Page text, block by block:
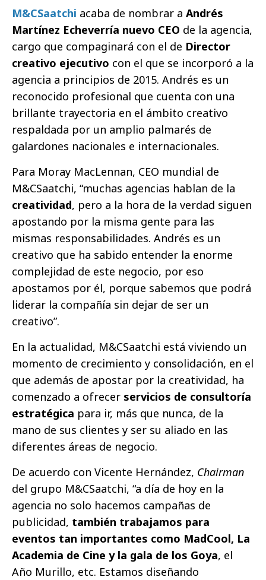
M&CSaatchi acaba de nombrar a Andrés
Martínez Echeverría nuevo CEO de la agencia,
cargo que compaginará con el de Director
creativo ejecutivo con el que se incorporó a la
agencia a principios de 2015. Andrés es un
reconocido profesional que cuenta con una
brillante trayectoria en el ámbito creativo
respaldada por un amplio palmarés de
galardones nacionales e internacionales.
Para Moray MacLennan, CEO mundial de
M&CSaatchi, “muchas agencias hablan de la
creatividad, pero a la hora de la verdad siguen
apostando por la misma gente para las
mismas responsabilidades. Andrés es un
creativo que ha sabido entender la enorme
complejidad de este negocio, por eso
apostamos por él, porque sabemos que podrá
liderar la compañía sin dejar de ser un
creativo”.
En la actualidad, M&CSaatchi está viviendo un
momento de crecimiento y consolidación, en el
que además de apostar por la creatividad, ha
comenzado a ofrecer servicios de consultoría
estratégica para ir, más que nunca, de la
mano de sus clientes y ser su aliado en las
diferentes áreas de negocio.
De acuerdo con Vicente Hernández, Chairman
del grupo M&CSaatchi, “a día de hoy en la
agencia no solo hacemos campañas de
publicidad, también trabajamos para
eventos tan importantes como MadCool, La
Academia de Cine y la gala de los Goya, el
Año Murillo, etc. Estamos diseñando